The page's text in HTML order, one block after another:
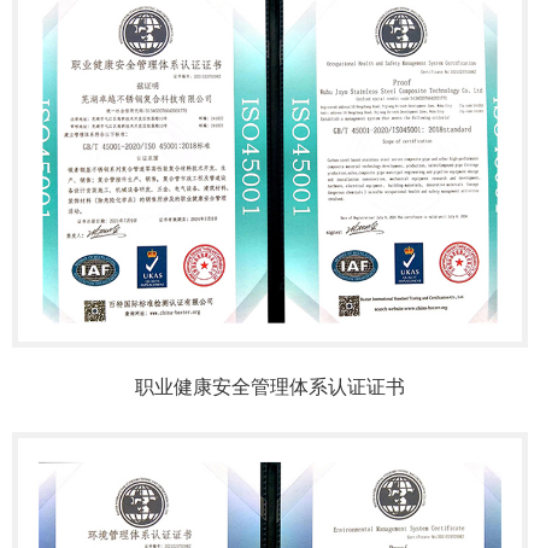
职业健康安全管理体系认证证书